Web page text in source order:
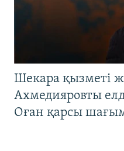
Шекара қызметі
Ахмедияровты
Оған қарсы